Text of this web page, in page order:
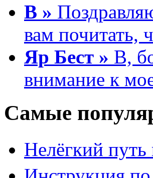
В »
вам почитать,
Яр Бест » B,
внимание к
Самые
Нелёгкий